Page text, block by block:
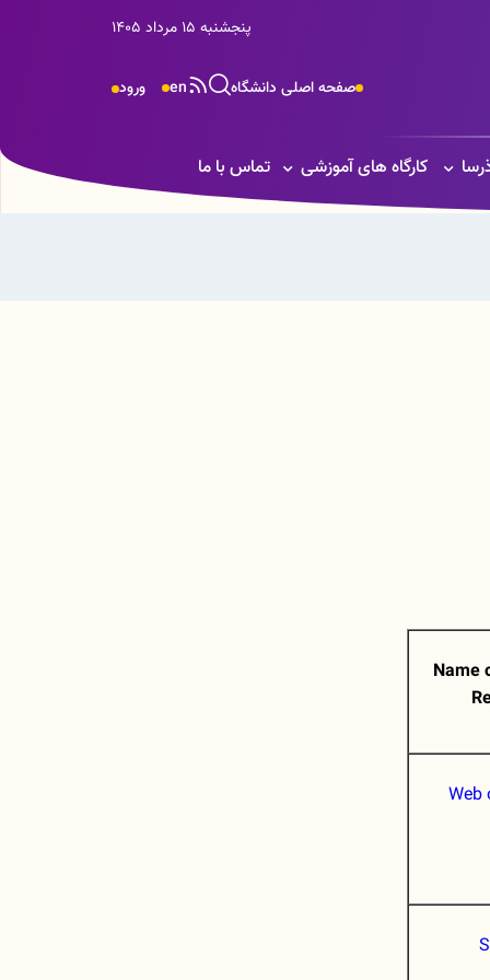
پنجشنبه 15 مرداد 1405
ورود en صفحه اصلی دانشگاه
کارگاه های آموزشی تماس با ما
Name
Web